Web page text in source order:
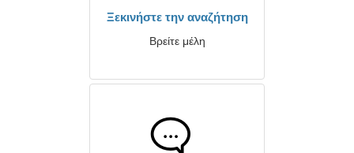
Ξεκινήστε την αναζήτηση
Βρείτε μέλη